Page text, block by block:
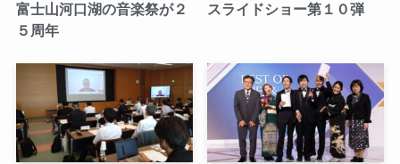
富士山河口湖の音楽祭が２
５周年
スライドショー第１０弾